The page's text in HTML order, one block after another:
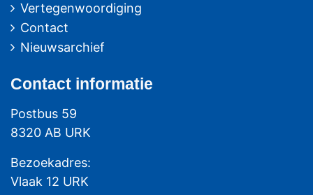
Vertegenwoordiging
Contact
Nieuwsarchief
Contact informatie
Postbus 59
8320 AB URK
Bezoekadres:
Vlaak 12 URK